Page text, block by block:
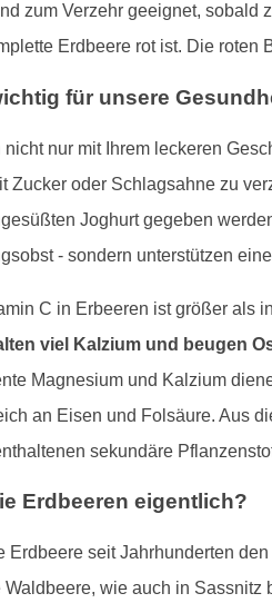
zum Verzehr geeignet, sobald
Erdbeere rot ist. Die roten
für unsere
nur mit Ihrem leckeren
Zucker oder Schlagsahne zu
Joghurt gegeben
- sondern unterstützen
C in Erbeeren ist größer als
viel Kalzium und beugen
Magnesium und Kalzium
an Eisen und Folsäure. Aus
sekundäre
Erdbeeren eigentlich?
Erdbeere seit Jahrhunderten
wie auch in